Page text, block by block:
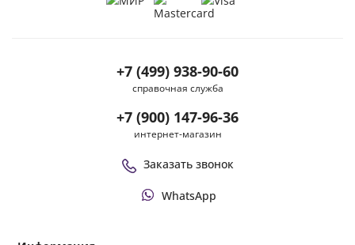
+7 (499) 938-90-60
справочная служба
+7 (900) 147-96-36
интернет-магазин
Заказать звонок
WhatsApp